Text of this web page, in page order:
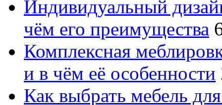
Индивидуальный
чём его преимущества
Комплексная
и в чём её особенности
Как выбрать мебель